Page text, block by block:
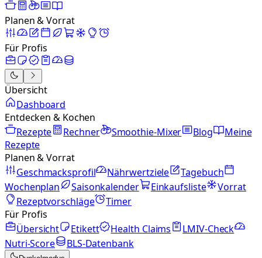
Planen & Vorrat
Für Profis
Übersicht
Dashboard
Entdecken & Kochen
Rezepte
Rechner Smoothie-Mixer Blog
Meine
Rezepte
Planen & Vorrat
Geschmacksprofil
Nährwertziele
Tagebuch
Wochenplan
Saisonkalender Einkaufsliste
Vorrat
Rezeptvorschläge
Timer
Für Profis
Übersicht
Etikett Health Claims
LMIV-Check
Nutri-Score
BLS-Datenbank